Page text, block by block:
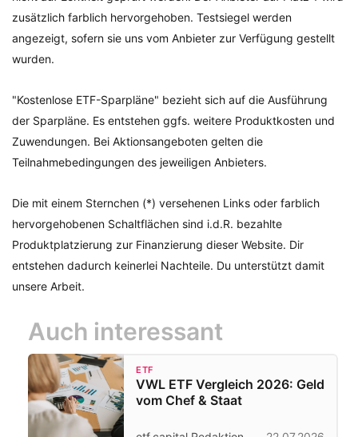
zusätzlich farblich hervorgehoben. Testsiegel werden
angezeigt, sofern sie uns vom Anbieter zur Verfügung gestellt
wurden.
"Kostenlose ETF-Sparpläne" bezieht sich auf die Ausführung
der Sparpläne. Es entstehen ggfs. weitere Produktkosten und
Zuwendungen. Bei Aktionsangeboten gelten die
Teilnahmebedingungen des jeweiligen Anbieters.
Die mit einem Sternchen (*) versehenen Links oder farblich
hervorgehobenen Schaltflächen sind i.d.R. bezahlte
Produktplatzierung zur Finanzierung dieser Website. Dir
entstehen dadurch keinerlei Nachteile. Du unterstützt damit
unsere Arbeit.
Auch interessant
ETF
VWL ETF Vergleich 2026: Geld
vom Chef & Staat